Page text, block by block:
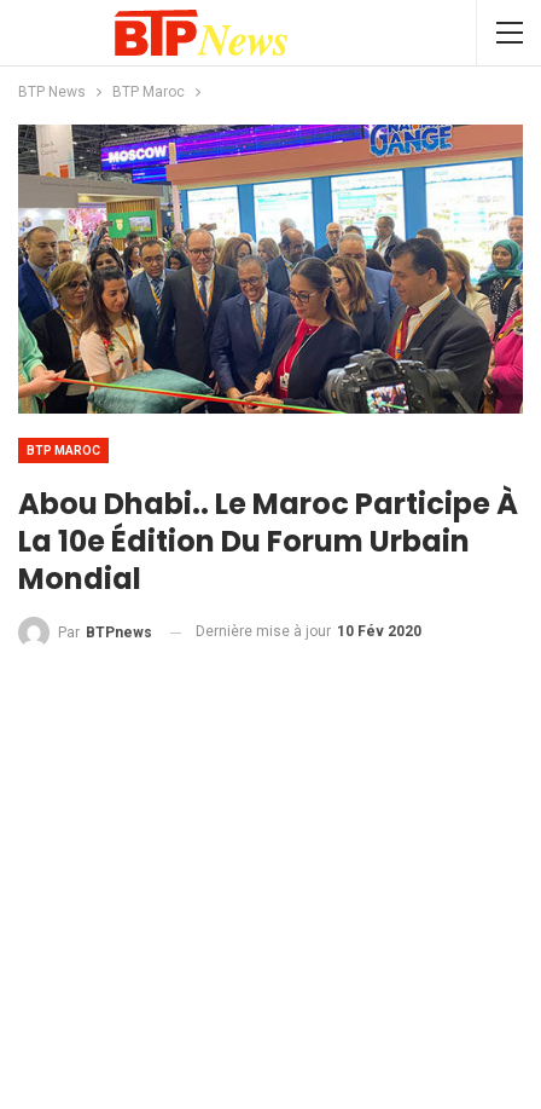
BTP News BTP Maroc
BTP MAROC
Abou Dhabi.. Le Maroc Participe À
La 10e Édition Du Forum Urbain
Mondial
Par BTPnews Dernière mise à jour 10 Fév 2020